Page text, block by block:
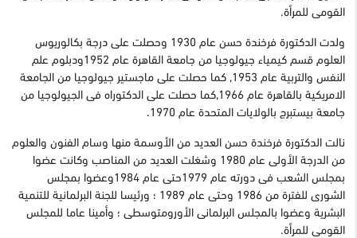
القومى للمرأة.
ولدت الدكتورة فرخندة حسن عام 1930 وحصلت على درجة بكالوريوس
العلوم قسم كيمياء جيولوجيا من جامعة القاهرة عام 1952ودبلوم علم
النفس والتربية عام 1953, كما حصلت على ماجستير جيولوجيا من الجامعة
الامريكية بالقاهرة عام 1966,كما حصلت على الدكتوراه فى الجيولوجيا من
جامعة بيستبرج بالولايات المتحدة عام 1970.
نالت الدكتورة فرخندة حسن العديد من الأوسمة منها وسام الفنون والعلوم
من الدرجة الأولى عام 1980 وشغلت العديد من المناصب وكانت عضوا
بمجلس الشعب فى دورته عام 1979حتى عام 1984وعضوا بمجلس
الشورى للفترة من 1986 وحتى عام 1989 ؛ ورئيسا للجنة البرلمانية للتنمية
البشرية وعضوا بالمجلس البرلمانى الأورومتوسطى ؛ وأمينا عاما للمجلس
القومى للمرأة.